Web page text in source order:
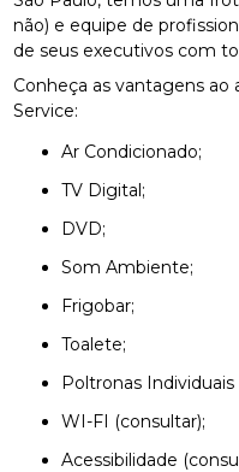
não) e equipe de
de seus executivos com
Conheça as vantagens ao
Service:
Ar Condicionado;
TV Digital;
DVD;
Som Ambiente;
Frigobar;
Toalete;
Poltronas
WI-FI (consultar);
Acessibilidade